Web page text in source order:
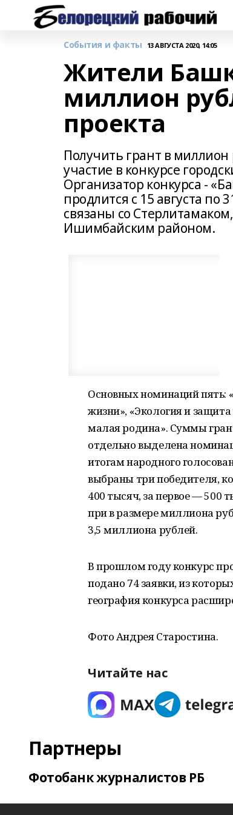
События и факты 13 АВГУСТА 2020, 14:05
Жители
миллион
проекта
Получить грант в
участие в конкурсе
Организатор конкурса -
продлится с 15 августа
связаны со
Ишимбайским районом.
Основных номинаций пять:
жизни», «Экология и
малая родина». Суммы
отдельно выделена
итогам народного
выбраны три победителя,
400 тысяч, за первое — 500
при в размере миллиона
3,5 миллиона рублей.
В прошлом году конкурс
подано 74 заявки, из
география конкурса
Фото Андрея Старостина.
Читайте нас
Партнеры
Фотобанк журналистов РБ